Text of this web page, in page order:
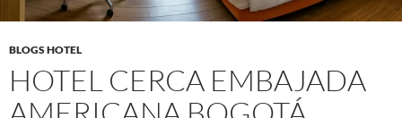
BLOGS HOTEL
HOTEL CERCA EMBAJADA